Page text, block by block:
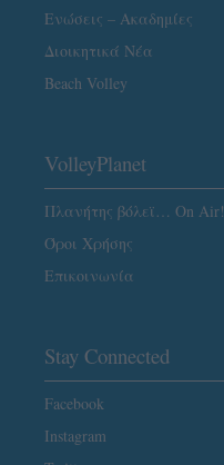
Ενώσεις – Ακαδημίες
Διοικητικά Νέα
Beach Volley
VolleyPlanet
Πλανήτης βόλεϊ… On Air!
Όροι Χρήσης
Επικοινωνία
Stay Connected
Facebook
Instagram